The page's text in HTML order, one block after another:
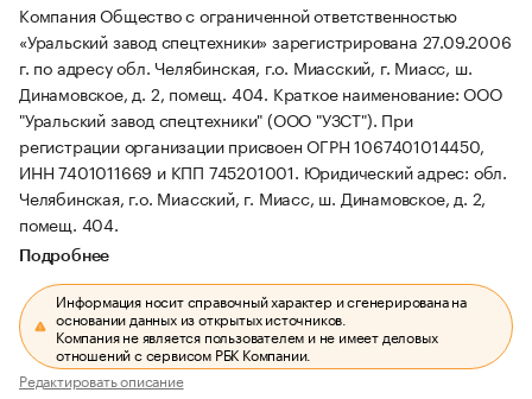
Компания Общество с ограниченной ответственностью
«Уральский завод спецтехники» зарегистрирована 27.09.2006
г. по адресу обл. Челябинская, г.о. Миасский, г. Миасс, ш.
Динамовское, д. 2, помещ. 404. Краткое наименование: ООО
"Уральский завод спецтехники" (ООО "УЗСТ"). При
регистрации организации присвоен ОГРН 1067401014450,
ИНН 7401011669 и КПП 745201001. Юридический адрес: обл.
Челябинская, г.о. Миасский, г. Миасс, ш. Динамовское, д. 2,
помещ. 404.
Подробнее
Информация носит справочный характер и сгенерирована на
основании данных из открытых источников.
Компания не является пользователем и не имеет деловых
отношений с сервисом РБК Компании.
Редактировать описание